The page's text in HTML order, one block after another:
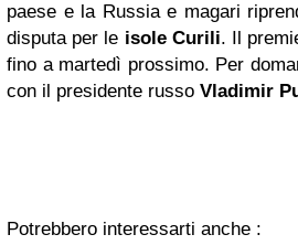
paese e la Russia e magari
disputa per le isole Curili. Il
fino a martedì prossimo. Per
con il presidente russo Vladimir
Potrebbero interessarti anche :